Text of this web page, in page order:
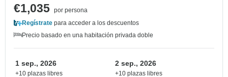
€1,035 por persona
Regístrate para acceder a los descuentos
Precio basado en una habitación privada doble
1 sep., 2026
+10 plazas libres
2 sep., 2026
+10 plazas libres